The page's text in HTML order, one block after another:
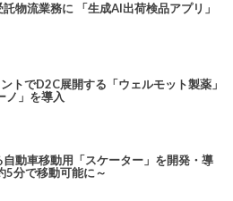
物流業務に 「生成AI出荷検品アプリ」
トでD2C展開する「ウェルモット製薬」
ノ」を導入
動車移動用「スケーター」を開発・導
5分で移動可能に～